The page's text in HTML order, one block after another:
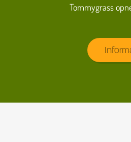
Tommygrass